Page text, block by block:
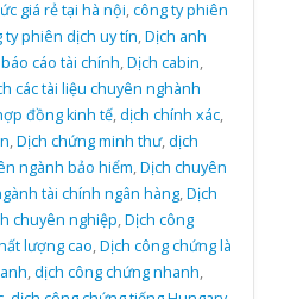
giá rẻ tại hà nội,công ty phiên
ty phiên dịch uy tín,Dịch anh
cáo tài chính,Dịch cabin,
các tài liệu chuyên nghành
đồng kinh tế,dịch chính xác,
,Dịch chứng minh thư,dịch
ngành bảo hiểm,Dịch chuyên
tài chính ngân hàng,Dịch
chuyên nghiệp,Dịch công
lượng cao,Dịch công chứng là
,dịch công chứng nhanh,